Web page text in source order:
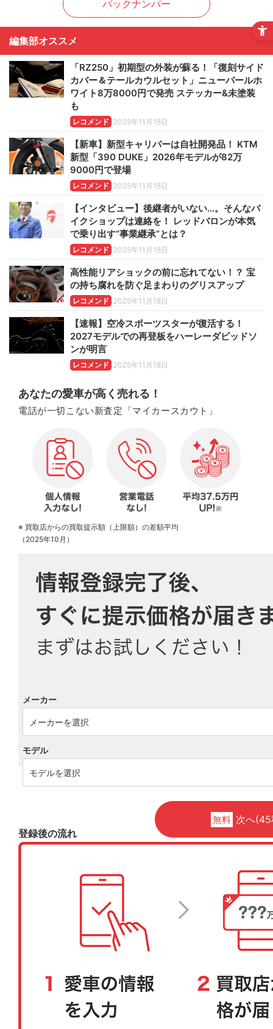
バックナンバー
編集部オススメ
「RZ250」初期型の外装が蘇る！「復刻サイド
カバー＆テールカウルセット」ニューパールホ
ワイト8万8000円で発売 ステッカー&未塗装
も
レコメンド 2025年11月18日
【新車】新型キャリパーは自社開発品！ KTM
新型「390 DUKE」2026年モデルが82万
9000円で登場
レコメンド 2025年11月18日
【インタビュー】後継者がいない…。そんなバ
イクショップは連絡を！ レッドバロンが本気
で乗り出す“事業継承”とは？
レコメンド 2025年11月18日
高性能リアショックの前に忘れてない！？ 宝
の持ち腐れを防ぐ足まわりのグリスアップ
レコメンド 2025年11月18日
【速報】空冷スポーツスターが復活する！
2027モデルでの再登板をハーレーダビッドソ
ンが明言
レコメンド 2025年11月18日
あなたの愛車が高く売れる！
電話が一切こない新査定「マイカースカウト」
※ 買取店からの買取提示額（上限額）の差額平均
（2025年10月）
メーカー
モデル
無料 次へ
登録後の流れ